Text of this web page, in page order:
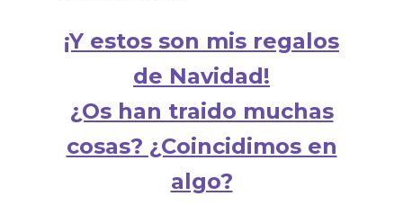
¡Y estos son mis regalos
de Navidad!
¿Os han traido muchas
cosas? ¿Coincidimos en
algo?